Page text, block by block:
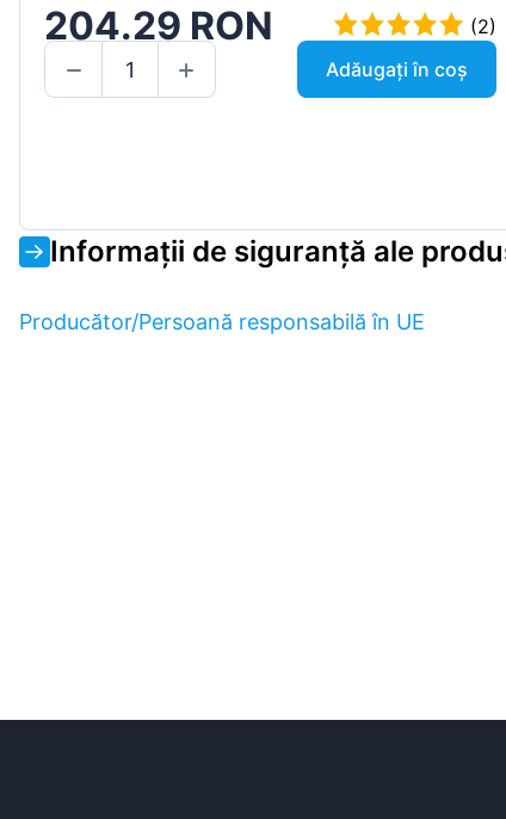
204.29 RON
(2)
Adăugați în coș
Informații de siguranță ale
Producător/Persoană responsabilă în UE